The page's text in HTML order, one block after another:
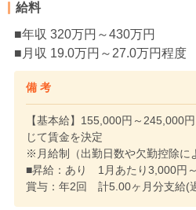
給料
■年収 320万円～430万円
■月収 19.0万円～27.0万円程度
備 考
【基本給】155,000円～245,000
じて賃金を決定
※月給制（出勤日数や欠勤控除に
■昇給：あり 1月あたり3,000円
賞与：年2回 計5.00ヶ月分支給(